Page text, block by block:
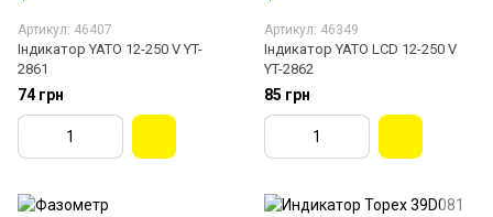
Артикул: 46407
Індикатор YATO 12-250 V YT-
2861
74 грн
Артикул: 46349
Індикатор YATO LCD 12-250 V
YT-2862
85 грн